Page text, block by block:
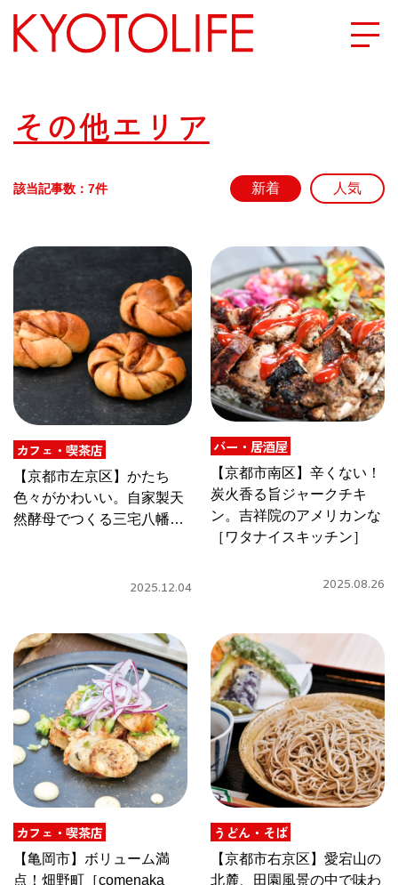
SPECIAL
NEW OPEN
SERIES
CULTURE
ABOUT US
Instagram
チケットプレゼント応募
MAIN MENU
SERIES
カレーが好き
京都おやつクラブ
その他エリア
該当記事数：7件
カフェ・喫茶店
【京都市左京区】かたち
色々がかわいい。自家製天
然酵母でつくる三宅八幡
2025.12.04
バー・居酒屋
【京都市南区】辛くない！
炭火香る旨ジャークチキ
ン。吉祥院のアメリカンな
［ワタナイスキッチン］
2025.08.26
カフェ・喫茶店
【亀岡市】ボリューム満
点！畑野町［comenaka
うどん・そば
【京都市右京区】愛宕山の
北麓、田園風景の中で味わ